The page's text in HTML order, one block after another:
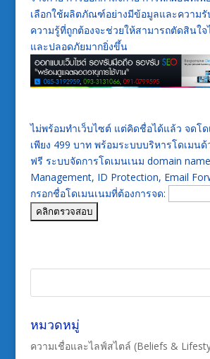
เลือกใช้ผลิตภัณฑ์อย่างมีข้อมูลและความรั
ความรู้ที่ถูกต้องจะช่วยให้สามารถตัดสินใจ
และปลอดภัยมากยิ่งขึ้น
ไม่พร้อมทำเว็บไซต์ แต่คิดชื่อได้แล้ว จดโด
เพียง 499 บาท พร้อมระบบบริหารโดเมน
ฟรี ระบบจัดการโดเมนเนม domain
Management, ID Protection, Email
กรอกชื่อโดเมนเนมที่ต้องการจด:
หมวดหมู่
ความเชื่อและไลฟ์สไตล์ (Beliefs &